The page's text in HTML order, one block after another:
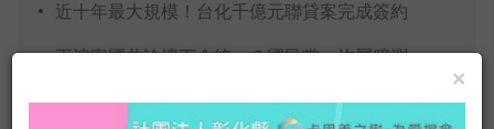
近十年最大規模！台化千億元聯貸案完成簽約
王滬寧國共論壇下令統一？國民黨：均屬臆測
×